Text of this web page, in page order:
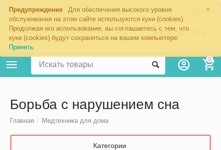
×
Предупреждение
Для обеспечения высокого уровня
обслуживания на этом сайте используются куки (cookies).
Продолжая его использование, вы соглашаетесь с тем, что
куки (cookies) будут сохраняться на вашем компьютере:
Принять
Москва
8 800 201-70-97
0
Борьба с нарушением сна
Главная / Медтехника для дома
Категории